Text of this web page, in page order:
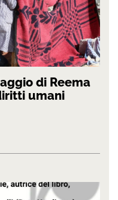
di Reema
umani